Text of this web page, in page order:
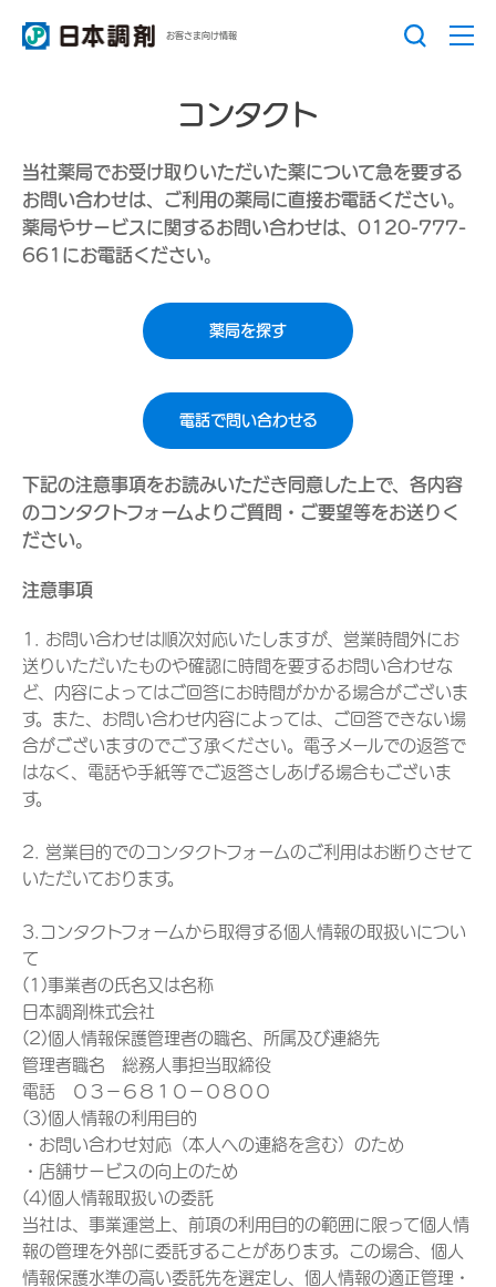
お客さま向け情報
コンタクト
当社薬局でお受け取りいただいた薬について急を要する
お問い合わせは、ご利用の薬局に直接お電話ください。
薬局やサービスに関するお問い合わせは、0120-777-
661にお電話ください。
薬局を探す
電話で問い合わせる
下記の注意事項をお読みいただき同意した上で、各内容
のコンタクトフォームよりご質問・ご要望等をお送りく
ださい。
注意事項
1. お問い合わせは順次対応いたしますが、営業時間外にお
送りいただいたものや確認に時間を要するお問い合わせな
ど、内容によってはご回答にお時間がかかる場合がございま
す。また、お問い合わせ内容によっては、ご回答できない場
合がございますのでご了承ください。電子メールでの返答で
はなく、電話や手紙等でご返答さしあげる場合もございま
す。
2. 営業目的でのコンタクトフォームのご利用はお断りさせて
いただいております。
3.コンタクトフォームから取得する個人情報の取扱いについ
て
(1)事業者の氏名又は名称
日本調剤株式会社
(2)個人情報保護管理者の職名、所属及び連絡先
管理者職名 総務人事担当取締役
電話 ０３－６８１０－０８００
(3)個人情報の利用目的
・お問い合わせ対応（本人への連絡を含む）のため
・店舗サービスの向上のため
(4)個人情報取扱いの委託
当社は、事業運営上、前項の利用目的の範囲に限って個人情
報の管理を外部に委託することがあります。この場合、個人
情報保護水準の高い委託先を選定し、個人情報の適正管理・